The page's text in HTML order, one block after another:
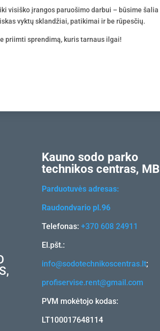
visiško įrangos paruošimo darbui – būsime šalia
vyktų sklandžiai, patikimai ir be rūpesčių.
priimti sprendimą, kuris tarnaus ilgai!
Kauno sodo parko
technikos centras, MB
Parduotuvės adresas:
Raudondvario pl.96
Telefonas:+370 608 24911
El.pšt.:
info@sodotechnikoscentras.lt;
profiservise.rent@gmail.com
PVM mokėtojo kodas:
LT100017648114